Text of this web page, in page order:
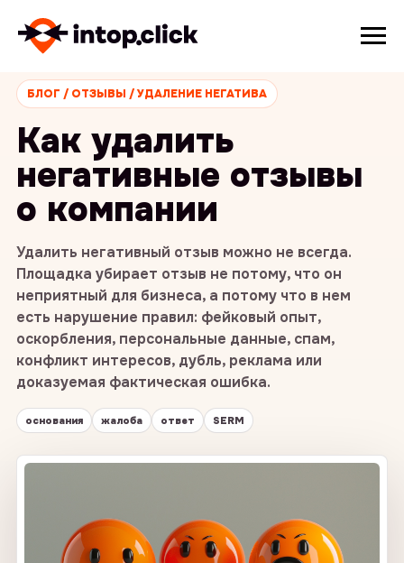
БЛОГ / ОТЗЫВЫ / УДАЛЕНИЕ НЕГАТИВА
Как удалить
негативные отзывы
о компании
Удалить негативный отзыв можно не всегда.
Площадка убирает отзыв не потому, что он
неприятный для бизнеса, а потому что в нем
есть нарушение правил: фейковый опыт,
оскорбления, персональные данные, спам,
конфликт интересов, дубль, реклама или
доказуемая фактическая ошибка.
основания жалоба ответ SERM